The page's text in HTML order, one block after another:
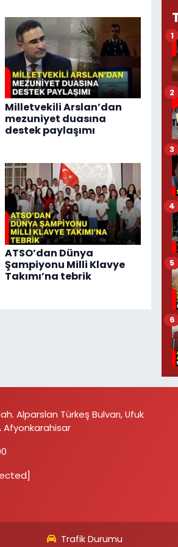
Milletvekili Arslan’dan
mezuniyet duasına
destek paylaşımı
ATSO’dan Dünya
Şampiyonu Milli Klavye
Takımı’na tebrik
1
2
3
4
5
6
Alparslan Türkeş Bulvarı, Ufuk
Afyonkarahisar
Trafik Durumu